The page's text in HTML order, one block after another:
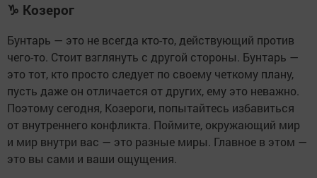
♑ Козерог
Бунтарь — это не всегда кто-то, действующий против
чего-то. Стоит взглянуть с другой стороны. Бунтарь —
это тот, кто просто следует по своему четкому плану,
пусть даже он отличается от других, ему это неважно.
Поэтому сегодня, Козероги, попытайтесь избавиться
от внутреннего конфликта. Поймите, окружающий мир
и мир внутри вас — это разные миры. Главное в этом —
это вы сами и ваши ощущения.